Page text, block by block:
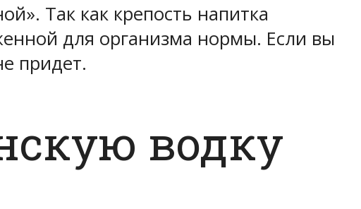
Так как крепость напитка
для организма нормы. Если вы
придет.
водку